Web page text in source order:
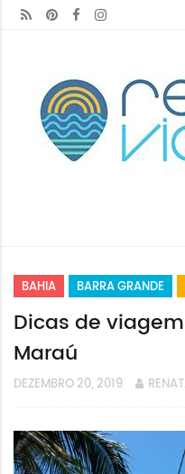
BAHIA BARRA GRANDE
Dicas de
Maraú
DEZEMBRO 20, 2019